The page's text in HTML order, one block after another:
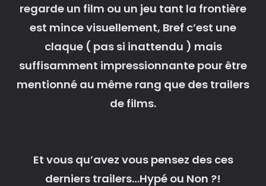
regarde un film ou un jeu tant la frontière
est mince visuellement, Bref c’est une
claque ( pas si inattendu ) mais
suffisamment impressionnante pour être
mentionné au même rang que des trailers
de films.
Et vous qu’avez vous pensez des ces
derniers trailers…Hypé ou Non ?!